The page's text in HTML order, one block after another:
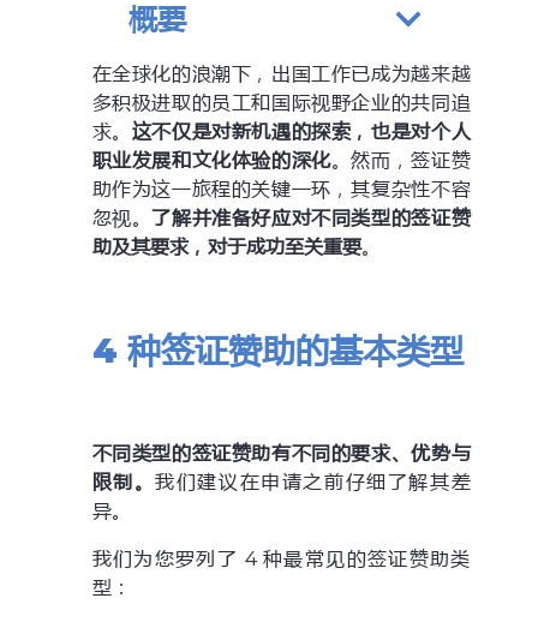
概要
在全球化的浪潮下，出国工作已成为越来越
多积极进取的员工和国际视野企业的共同追
求。 这不仅是对新机遇的探索，也是对个人
职业发展和文化体验的深化。然而，签证赞
助作为这一旅程的关键一环，其复杂性不容
忽视。了解并准备好应对不同类型的签证赞
助及其要求，对于成功至关重要。
4 种签证赞助的基本类型
不同类型的签证赞助有不同的要求、优势与
限制。我们建议在申请之前仔细了解其差
异。
我们为您罗列了 4 种最常见的签证赞助类
型：